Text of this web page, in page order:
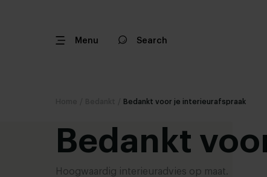
Menu Search
Bedankt voor je interieurafspraak
Bedankt
Hoogwaardig interieuradvies op maat.